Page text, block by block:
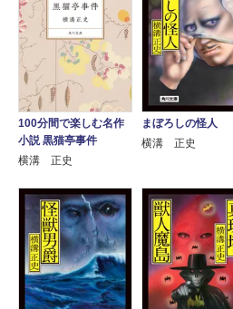
100分間で楽しむ名作
小説 黒猫亭事件
横溝 正史
まぼろしの怪人
横溝 正史